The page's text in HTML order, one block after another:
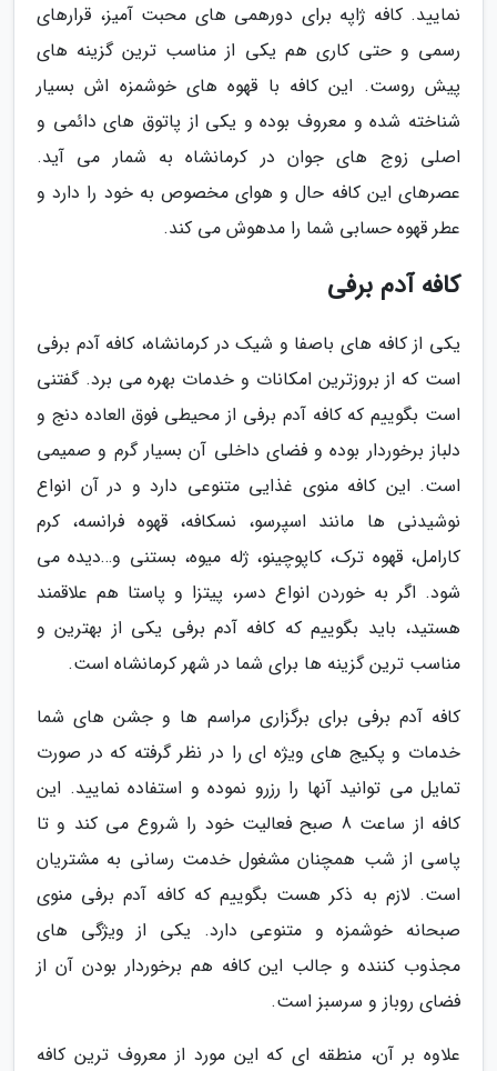
نمایید. کافه ژاپه برای دورهمی های محبت آمیز، قرارهای
رسمی و حتی کاری هم یکی از مناسب ترین گزینه های
پیش روست. این کافه با قهوه های خوشمزه اش بسیار
شناخته شده و معروف بوده و یکی از پاتوق های دائمی و
اصلی زوج های جوان در کرمانشاه به شمار می آید.
عصرهای این کافه حال و هوای مخصوص به خود را دارد و
عطر قهوه حسابی شما را مدهوش می کند.
کافه آدم برفی
یکی از کافه های باصفا و شیک در کرمانشاه، کافه آدم برفی
است که از بروزترین امکانات و خدمات بهره می برد. گفتنی
است بگوییم که کافه آدم برفی از محیطی فوق العاده دنج و
دلباز برخوردار بوده و فضای داخلی آن بسیار گرم و صمیمی
است. این کافه منوی غذایی متنوعی دارد و در آن انواع
نوشیدنی ها مانند اسپرسو، نسکافه، قهوه فرانسه، کرم
کارامل، قهوه ترک، کاپوچینو، ژله میوه، بستنی و…دیده می
شود. اگر به خوردن انواع دسر، پیتزا و پاستا هم علاقمند
هستید، باید بگوییم که کافه آدم برفی یکی از بهترین و
مناسب ترین گزینه ها برای شما در شهر کرمانشاه است.
کافه آدم برفی برای برگزاری مراسم ها و جشن های شما
خدمات و پکیج های ویژه ای را در نظر گرفته که در صورت
تمایل می توانید آنها را رزرو نموده و استفاده نمایید. این
کافه از ساعت 8 صبح فعالیت خود را شروع می کند و تا
پاسی از شب همچنان مشغول خدمت رسانی به مشتریان
است. لازم به ذکر هست بگوییم که کافه آدم برفی منوی
صبحانه خوشمزه و متنوعی دارد. یکی از ویژگی های
مجذوب کننده و جالب این کافه هم برخوردار بودن آن از
فضای روباز و سرسبز است.
علاوه بر آن، منطقه ای که این مورد از معروف ترین کافه